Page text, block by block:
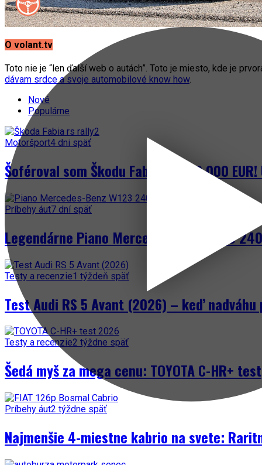
O volant.tv
Toto nie je “len ďalší web o autách”. Toto je miesto, kde je
dávam srdce a svoje automobilové know how.
Nové
Populárne
Motoršport4 dni späť
Šoféroval som Škodu Fabia za 300 000
Príbehy áut7 dní späť
Legendárne Piano Mercedes-Benz W123
Testy a recenzie1 týždeň späť
Test Audi RS 5 Avant (2026) – keď
Testy a recenzie2 týždne späť
Šedá myš za mega cenu: TOYOTA C-HR+ test
Príbehy áut2 týždne späť
Najmenšie 4-miestne kabrio na svete: